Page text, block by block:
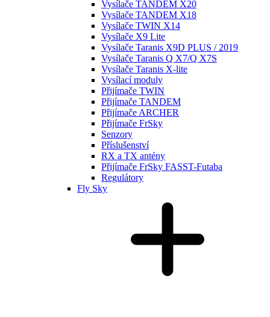
Vysílače TANDEM X20
Vysílače TANDEM X18
Vysílače TWIN X14
Vysílače X9 Lite
Vysílače Taranis X9D PLUS / 2019
Vysílače Taranis Q X7/Q X7S
Vysílače Taranis X-lite
Vysílací moduly
Přijímače TWIN
Přijímače TANDEM
Přijímače ARCHER
Přijímače FrSky
Senzory
Příslušenství
RX a TX antény
Přijímače FrSky FASST-Futaba
Regulátory
Fly Sky